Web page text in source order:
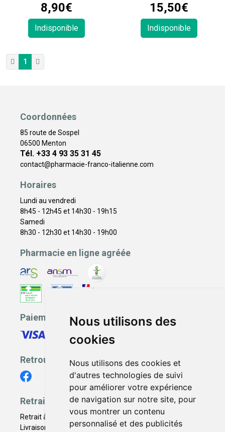
Nous utilisons des
cookies
Nous utilisons des cookies et
d'autres technologies de suivi
pour améliorer votre expérience
de navigation sur notre site, pour
vous montrer un contenu
personnalisé et des publicités
8,90€
Indisponible
15,50€
Indisponible
1
Coordonnées
85 route de Sospel
06500 Menton
Tél. +33 4 93 35 31 45
contact@pharmacie-franco-italienne.com
Horaires
Lundi au vendredi
8h45 - 12h45 et 14h30 - 19h15
Samedi
8h30 - 12h30 et 14h30 - 19h00
Pharmacie en ligne agréée
Paiement sécurisé
Retrouvez-nous
Retrait - Livraison
Retrait à la pharmacie - Click & Collect
Livraison en Point Relais